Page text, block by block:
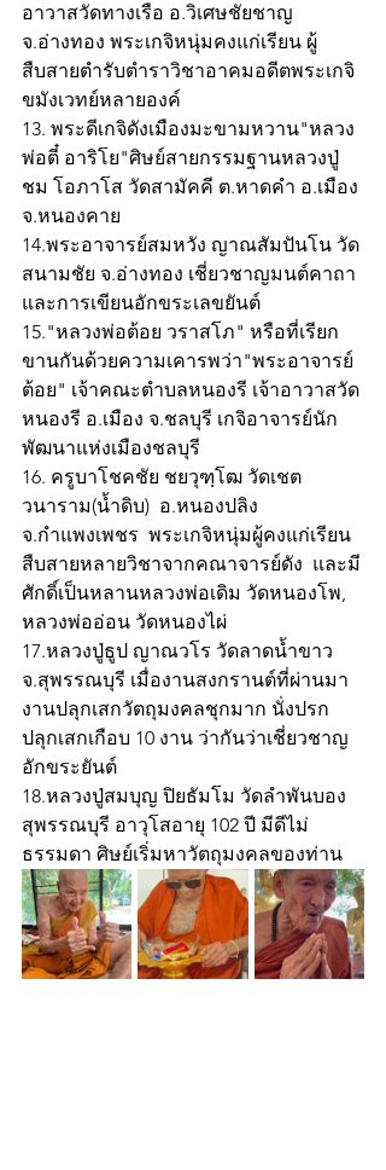
อาวาสวัดทางเรือ อ.วิเศษชัยชาญ
จ.อ่างทอง พระเกจิหนุ่มคงแก่เรียน ผู้
สืบสายตำรับตำราวิชาอาคมอดีตพระเกจิ
ขมังเวทย์หลายองค์
13. พระดีเกจิดังเมืองมะขามหวาน"หลวง
พ่อตี๋ อาริโย"ศิษย์สายกรรมฐานหลวงปู่
ชม โอภาโส วัดสามัคคี ต.หาดคำ อ.เมือง
จ.หนองคาย
14.พระอาจารย์สมหวัง ญาณสัมปันโน วัด
สนามชัย จ.อ่างทอง เชี่ยวชาญมนต์คาถา
และการเขียนอักขระเลขยันต์
15."หลวงพ่อต้อย วราสโภ" หรือที่เรียก
ขานกันด้วยความเคารพว่า"พระอาจารย์
ต้อย" เจ้าคณะตำบลหนองรี เจ้าอาวาสวัด
หนองรี อ.เมือง จ.ชลบุรี เกจิอาจารย์นัก
พัฒนาแห่งเมืองชลบุรี
16. ครูบาโชคชัย ชยวุฑฺโฒ วัดเชต
วนาราม(น้ำดิบ)  อ.หนองปลิง
จ.กำแพงเพชร  พระเกจิหนุ่มผู้คงแก่เรียน
สืบสายหลายวิชาจากคณาจารย์ดัง  และมี
ศักดิ์เป็นหลานหลวงพ่อเดิม วัดหนองโพ,
หลวงพ่ออ่อน วัดหนองไผ่
17.หลวงปู่ธูป ญาณวโร วัดลาดน้ำขาว
จ.สุพรรณบุรี เมื่องานสงกรานต์ที่ผ่านมา
งานปลุกเสกวัตถุมงคลชุกมาก นั่งปรก
ปลุกเสกเกือบ 10 งาน ว่ากันว่าเชี่ยวชาญ
อักขระยันต์
18.หลวงปู่สมบุญ ปิยธัมโม วัดลำพันบอง
สุพรรณบุรี อาวุโสอายุ 102 ปี มีดีไม่
ธรรมดา ศิษย์เริ่มหาวัตถุมงคลของท่าน